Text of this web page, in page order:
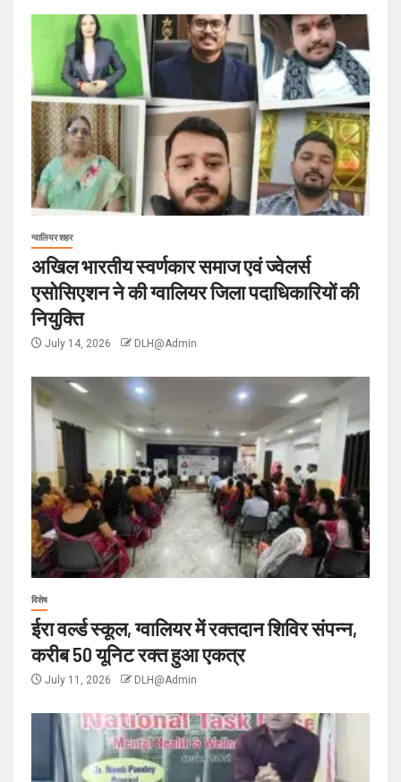
ग्वालियर शहर
अखिल भारतीय स्वर्णकार समाज एवं ज्वेलर्स
एसोसिएशन ने की ग्वालियर जिला पदाधिकारियों की
नियुक्ति
July 14, 2026 DLH@Admin
विशेष
ईरा वर्ल्ड स्कूल, ग्वालियर में रक्तदान शिविर संपन्न,
करीब 50 यूनिट रक्त हुआ एकत्र
July 11, 2026 DLH@Admin